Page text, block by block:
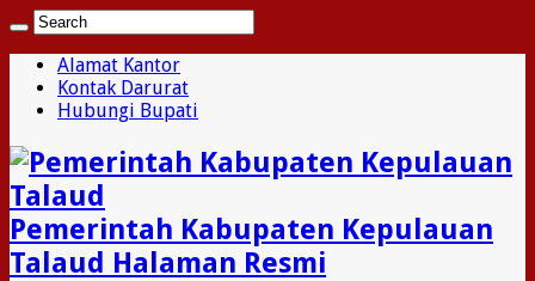
Alamat Kantor
Kontak Darurat
Hubungi Bupati
Pemerintah Kabupaten Kepulauan
Talaud Halaman Resmi